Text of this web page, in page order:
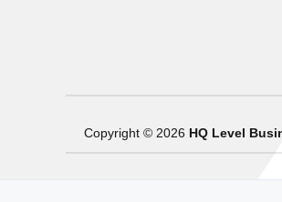
Copyright © 2026 HQ Level